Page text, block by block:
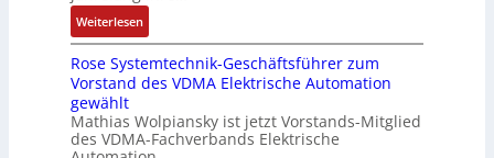
u
f
a
h
m
e
t
s
k
r
ä
f
t
e
e
r
t
l
t
u
n
g
M
u
l
t
t
u
s
e
r
t
L
a
Weiterlesen:
D
a
s
T
-
Rose Systemtechnik-Geschäftsführer zum
Vorstand des VDMA Elektrische Automation
gewählt
Mathias Wolpiansky ist jetzt Vorstands-Mitglied
des VDMA-Fachverbands Elektrische